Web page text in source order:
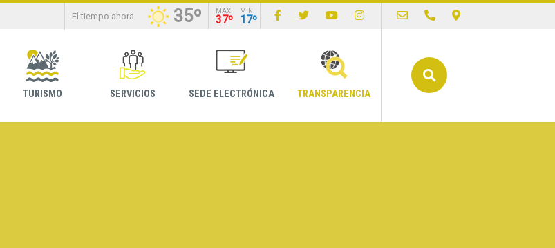
El tiempo ahora 35º MAX
37º
MIN
17º
TURISMO SERVICIOS SEDE ELECTRÓNICA TRANSPARENCIA